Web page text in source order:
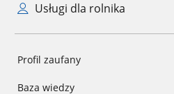
Usługi dla rolnika
Profil zaufany
Baza wiedzy